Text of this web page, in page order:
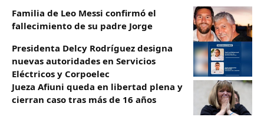
Familia de Leo Messi confirmó el
fallecimiento de su padre Jorge
Presidenta Delcy Rodríguez designa
nuevas autoridades en Servicios
Eléctricos y Corpoelec
Jueza Afiuni queda en libertad plena y
cierran caso tras más de 16 años